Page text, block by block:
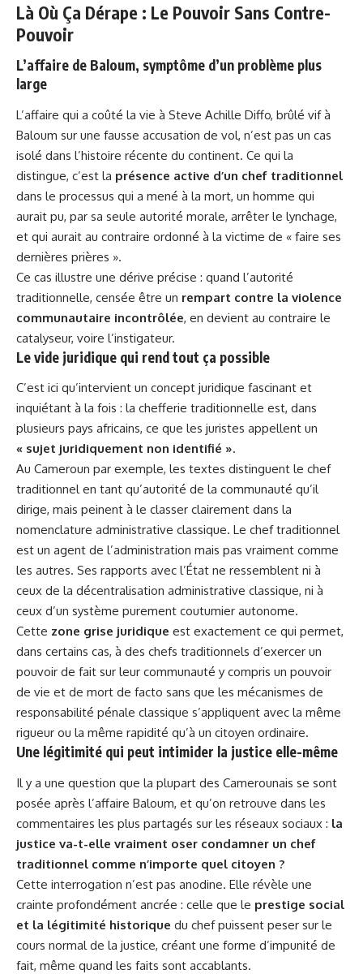
Là Où Ça Dérape : Le Pouvoir Sans Contre-
Pouvoir
L’affaire de Baloum, symptôme d’un problème plus
large
L’affaire qui a coûté la vie à Steve Achille Diffo, brûlé vif à
Baloum sur une fausse accusation de vol, n’est pas un cas
isolé dans l’histoire récente du continent. Ce qui la
distingue, c’est la présence active d’un chef traditionnel
dans le processus qui a mené à la mort, un homme qui
aurait pu, par sa seule autorité morale, arrêter le lynchage,
et qui aurait au contraire ordonné à la victime de « faire ses
dernières prières ».
Ce cas illustre une dérive précise : quand l’autorité
traditionnelle, censée être un rempart contre la violence
communautaire incontrôlée, en devient au contraire le
catalyseur, voire l’instigateur.
Le vide juridique qui rend tout ça possible
C’est ici qu’intervient un concept juridique fascinant et
inquiétant à la fois : la chefferie traditionnelle est, dans
plusieurs pays africains, ce que les juristes appellent un
« sujet juridiquement non identifié ».
Au Cameroun par exemple, les textes distinguent le chef
traditionnel en tant qu’autorité de la communauté qu’il
dirige, mais peinent à le classer clairement dans la
nomenclature administrative classique. Le chef traditionnel
est un agent de l’administration mais pas vraiment comme
les autres. Ses rapports avec l’État ne ressemblent ni à
ceux de la décentralisation administrative classique, ni à
ceux d’un système purement coutumier autonome.
Cette zone grise juridique est exactement ce qui permet,
dans certains cas, à des chefs traditionnels d’exercer un
pouvoir de fait sur leur communauté y compris un pouvoir
de vie et de mort de facto sans que les mécanismes de
responsabilité pénale classique s’appliquent avec la même
rigueur ou la même rapidité qu’à un citoyen ordinaire.
Une légitimité qui peut intimider la justice elle-même
Il y a une question que la plupart des Camerounais se sont
posée après l’affaire Baloum, et qu’on retrouve dans les
commentaires les plus partagés sur les réseaux sociaux : la
justice va-t-elle vraiment oser condamner un chef
traditionnel comme n’importe quel citoyen ?
Cette interrogation n’est pas anodine. Elle révèle une
crainte profondément ancrée : celle que le prestige social
et la légitimité historique du chef puissent peser sur le
cours normal de la justice, créant une forme d’impunité de
fait, même quand les faits sont accablants.